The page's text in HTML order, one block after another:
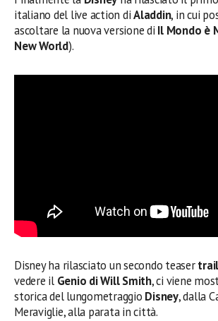
italiano del live action diAladdin, in cui
ascoltare la nuova versione di Il Mondo è
New World).
Disney ha rilasciato un secondo teaser
vedere il Genio di Will Smith, ci viene
storica del lungometraggio Disney, dalla
Meraviglie, alla parata in città.